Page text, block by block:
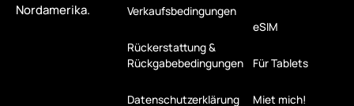
Nordamerika.
Verkaufsbedingungen
Rückerstattung &
Rückgabebedingungen
Datenschutzerklärung
eSIM
Für Tablets
Miet mich!